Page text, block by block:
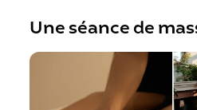
Une séance de